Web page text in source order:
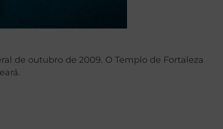
de outubro de 2009. O Templo de Fortaleza